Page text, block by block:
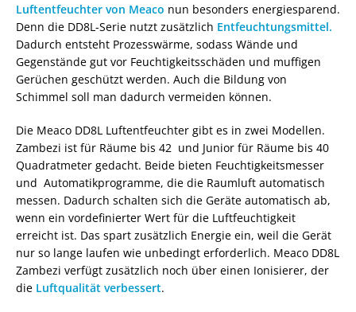
Luftentfeuchter von Meaco nun besonders energiesparend.
Denn die DD8L-Serie nutzt zusätzlich Entfeuchtungsmittel.
Dadurch entsteht Prozesswärme, sodass Wände und
Gegenstände gut vor Feuchtigkeitsschäden und muffigen
Gerüchen geschützt werden. Auch die Bildung von
Schimmel soll man dadurch vermeiden können.
Die Meaco DD8L Luftentfeuchter gibt es in zwei Modellen.
Zambezi ist für Räume bis 42 und Junior für Räume bis 40
Quadratmeter gedacht. Beide bieten Feuchtigkeitsmesser
und Automatikprogramme, die die Raumluft automatisch
messen. Dadurch schalten sich die Geräte automatisch ab,
wenn ein vordefinierter Wert für die Luftfeuchtigkeit
erreicht ist. Das spart zusätzlich Energie ein, weil die Gerät
nur so lange laufen wie unbedingt erforderlich. Meaco DD8L
Zambezi verfügt zusätzlich noch über einen Ionisierer, der
die Luftqualität verbessert.